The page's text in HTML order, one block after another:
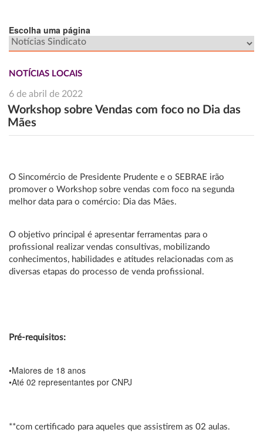
Escolha uma página
NOTÍCIAS LOCAIS
6 de abril de 2022
Workshop sobre Vendas com foco no Dia das
Mães
O Sincomércio de Presidente Prudente e o SEBRAE irão
promover o Workshop sobre vendas com foco na segunda
melhor data para o comércio: Dia das Mães.
O objetivo principal é apresentar ferramentas para o
profissional realizar vendas consultivas, mobilizando
conhecimentos, habilidades e atitudes relacionadas com as
diversas etapas do processo de venda profissional.
Pré-requisitos:
•Maiores de 18 anos
•Até 02 representantes por CNPJ
**com certificado para aqueles que assistirem as 02 aulas.